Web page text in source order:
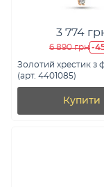
3 774
6 890 грн -
Золотий хрестик з
(арт. 4401085)
Купити